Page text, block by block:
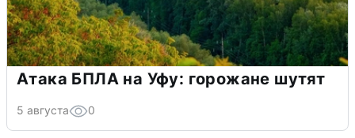
Атака БПЛА на Уфу: горожане шутят
5 августа 0